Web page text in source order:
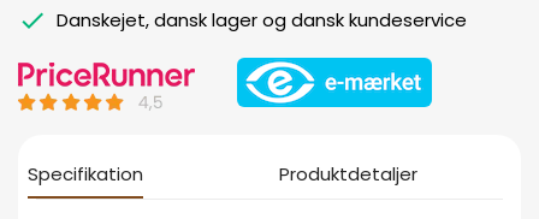
Danskejet, dansk lager og dansk kundeservice
Specifikation Produktdetaljer